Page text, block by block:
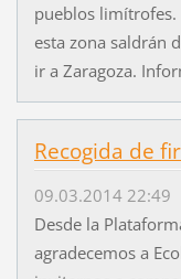
pueblos limítrofes.
esta zona saldrán
ir a Zaragoza.
Recogida de
09.03.2014 22:49
Desde la
agradecemos a